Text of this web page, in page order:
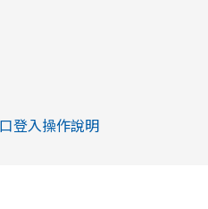
Shorts/
登入操作說明
link to https://